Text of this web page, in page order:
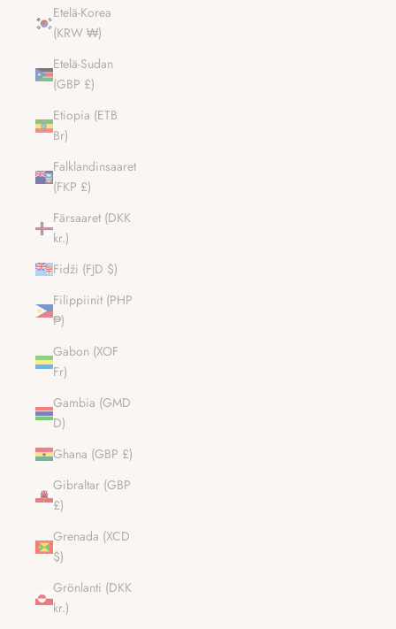
Etelä-Korea
(KRW ₩)
Etelä-Sudan
(GBP £)
Etiopia (ETB
Br)
Falklandinsaaret
(FKP £)
Färsaaret (DKK
kr.)
Fidži (FJD $)
Filippiinit (PHP
₱)
Gabon (XOF
Fr)
Gambia (GMD
D)
Ghana (GBP £)
Gibraltar (GBP
£)
Grenada (XCD
$)
Grönlanti (DKK
kr.)